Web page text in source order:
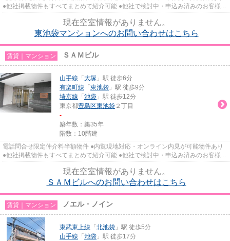
●他社掲載物件もすべてまとめて紹介可能 ●他社で検討中・申込み済みのお客様、
現在空室情報がありません。
東池袋マンションへのお問い合わせはこちら
賃貸｜マンション ＳＡＭビル
山手線 「 大塚 」駅 徒歩6分
有楽町線 「 東池袋 」駅 徒歩9分
埼京線 「 池袋 」駅 徒歩12分
東京都豊島区東池袋 ２丁目
-
築年数：築35年
階数：10階建
電話問合せ限定仲介料半額物件 ●内覧現地対応・オンライン内見が可能物件あり
●他社掲載物件もすべてまとめて紹介可能 ●他社で検討中・申込み済みのお客様、
現在空室情報がありません。
ＳＡＭビルへのお問い合わせはこちら
賃貸｜マンション ノエル・ノイン
東武東上線 「 北池袋 」駅 徒歩5分
山手線 「 池袋 」駅 徒歩17分